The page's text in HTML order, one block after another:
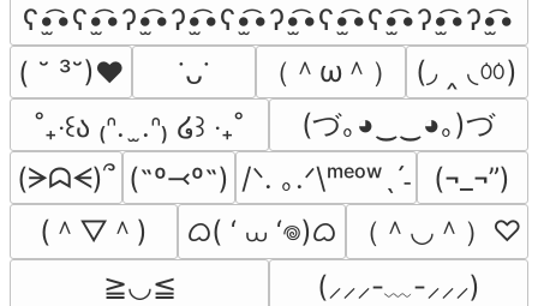
ʕ•̫͡•ʕ•̫͡•ʔ•̫͡•ʔ•̫͡•ʕ•̫͡•ʔ•̫͡•ʕ•̫͡•ʕ•̫͡•ʔ•̫͡•ʔ•̫͡•
( ˘ ³˘)♥
˙ᴗ˙ （＾ω＾）
(◞ ‸ ◟ㆀ)
˚₊‧꒰ა ₍ᐢ.  ̫.ᐢ₎ ໒꒱ ‧₊˚
(づ｡◕‿‿◕｡)づ
(ᗒᗣᗕ)՞ (˶º⤙º˶) /ᐠ. ｡.ᐟ\ᵐᵉᵒʷˎˊ˗
(¬_¬”)
(＾▽＾)
ᜊ( ‘ ⩊ ‘𖦹)ᜊ
（＾◡＾）♡
≧◡≦
(⸝⸝⸝-﹏-⸝⸝⸝)